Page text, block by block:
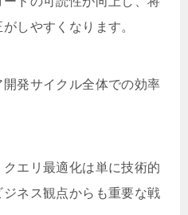
しやすくなります。
発サイクル全体での効率
エリ最適化は単に技術的
ネス観点からも重要な戦